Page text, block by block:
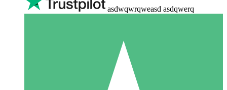
asdwqwrqweasd asdqwerq